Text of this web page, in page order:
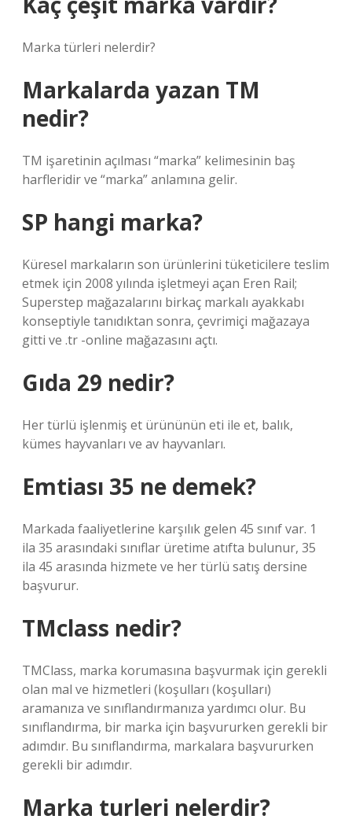
Marka türleri nelerdir?
Markalarda yazan TM
nedir?
TM işaretinin açılması “marka” kelimesinin baş
harfleridir ve “marka” anlamına gelir.
SP hangi marka?
Küresel markaların son ürünlerini tüketicilere teslim
etmek için 2008 yılında işletmeyi açan Eren Rail;
Superstep mağazalarını birkaç markalı ayakkabı
konseptiyle tanıdıktan sonra, çevrimiçi mağazaya
gitti ve .tr -online mağazasını açtı.
Gıda 29 nedir?
Her türlü işlenmiş et ürününün eti ile et, balık,
kümes hayvanları ve av hayvanları.
Emtiası 35 ne demek?
Markada faaliyetlerine karşılık gelen 45 sınıf var. 1
ila 35 arasındaki sınıflar üretime atıfta bulunur, 35
ila 45 arasında hizmete ve her türlü satış dersine
başvurur.
TMclass nedir?
TMClass, marka korumasına başvurmak için gerekli
olan mal ve hizmetleri (koşulları (koşulları)
aramanıza ve sınıflandırmanıza yardımcı olur. Bu
sınıflandırma, bir marka için başvururken gerekli bir
adımdır. Bu sınıflandırma, markalara başvururken
gerekli bir adımdır.
Marka turleri nelerdir?